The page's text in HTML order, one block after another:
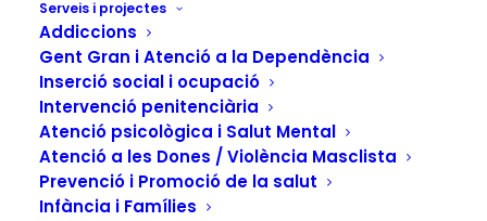
Serveis i projectes
Addiccions
Gent Gran i Atenció a la Dependència
Inserció social i ocupació
Intervenció penitenciària
Atenció psicològica i Salut Mental
Atenció a les Dones / Violència Masclista
Prevenció i Promoció de la salut
Infància i Famílies
VIH i altres infeccions
de transmissió
sexual en joves que
consumeixen
drogues